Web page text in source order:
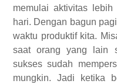
memulai aktivitas
hari. Dengan bagun
waktu produktif kita.
saat orang yang lain
sukses sudah
mungkin. Jadi ketika